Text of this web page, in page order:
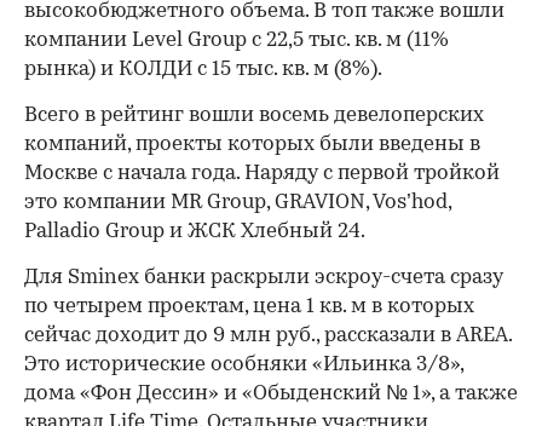
00:00
высокобюджетного объема. В топ также вошли
компании Level Group с 22,5 тыс. кв. м (11%
рынка) и КОЛДИ с 15 тыс. кв. м (8%).
Всего в рейтинг вошли восемь девелоперских
компаний, проекты которых были введены в
Москве с начала года. Наряду с первой тройкой
это компании MR Group, GRAVION, Vos’hod,
Palladio Group и ЖСК Хлебный 24.
Для Sminex банки раскрыли эскроу-счета сразу
по четырем проектам, цена 1 кв. м в которых
сейчас доходит до 9 млн руб., рассказали в AREA.
Это исторические особняки «Ильинка 3/8»,
дома «Фон Дессин» и «Обыденский № 1», а также